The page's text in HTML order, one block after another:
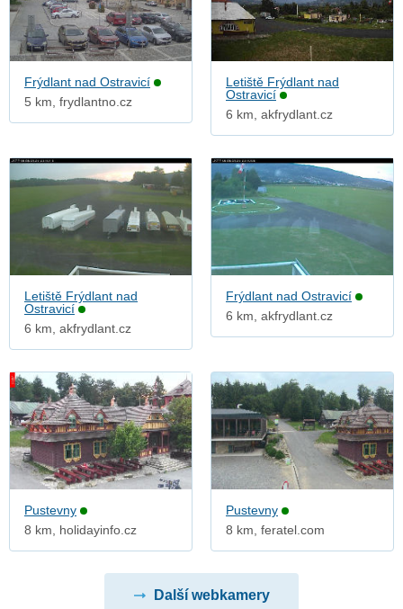
Frýdlant nad Ostravicí
5 km, frydlantno.cz
Letiště Frýdlant nad
Ostravicí
6 km, akfrydlant.cz
Letiště Frýdlant nad
Ostravicí
6 km, akfrydlant.cz
Frýdlant nad Ostravicí
6 km, akfrydlant.cz
Pustevny
8 km, holidayinfo.cz
Pustevny
8 km, feratel.com
Další webkamery